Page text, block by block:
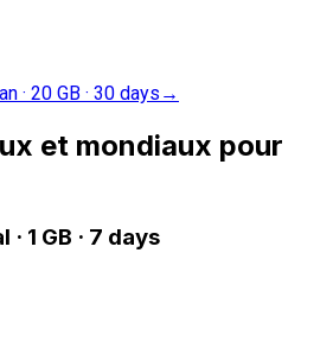
· 20 GB · 30 days →
et mondiaux pour
· 1 GB · 7 days